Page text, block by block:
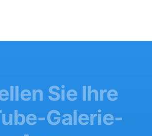
Sie Ihre
Galerie-